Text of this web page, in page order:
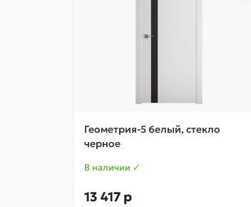
Геометрия-5 6елый, стекло
черное
В наличии ✓
13 417 р